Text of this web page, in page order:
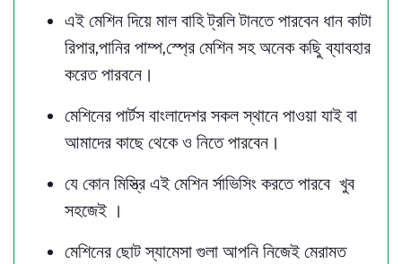
এই মেশিন দিয়ে মাল বাহি ট্রলি টানতে পারবেন ধান কাটা
রিপার,পানির পাম্প,স্প্রে মেশিন সহ অনেক কছিু ব্যাবহার
করেত পারবনে।
মেশিনের পার্টস বাংলাদেশর সকল স্থানে পাওয়া যাই বা
আমাদের কাছে থেকে ও নিতে পারবেন।
যে কোন মিস্ত্রি এই মেশিন র্সাভিসিং করতে পারবে খুব
সহজেই ।
মেশিনের ছোট স্যামেসা গুলা আপনি নিজেই মেরামত